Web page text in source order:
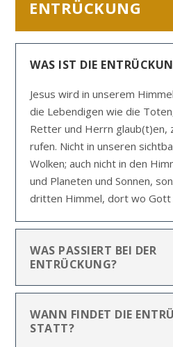
ENTRÜCKUNG
WAS IST DIE
Jesus wird in unserem
die Lebendigen wie die
Retter und Herrn glaub(t)en,
rufen. Nicht in unseren
Wolken; auch nicht in den
und Planeten und Sonnen,
dritten Himmel, dort wo Gott
WAS PASSIERT BEI DER
ENTRÜCKUNG?
WANN FINDET DIE
STATT?